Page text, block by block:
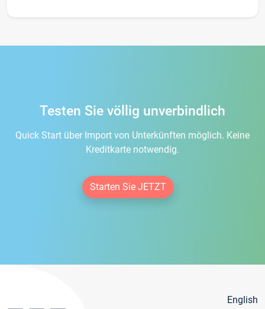
Testen Sie völlig unverbindlich
Quick Start über Import von Unterkünften möglich. Keine
Kreditkarte notwendig.
Starten Sie JETZT
English